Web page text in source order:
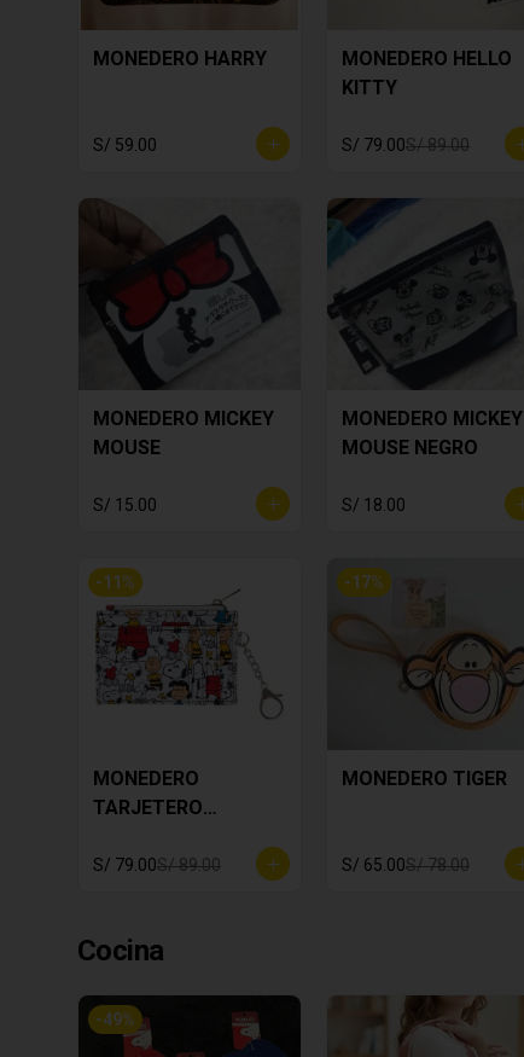
MONEDERO HARRY
S/ 59.00
MONEDERO HELLO
KITTY
S/ 79.00S/ 89.00
MONEDERO MICKEY
MOUSE
S/ 15.00
MONEDERO MICKEY
MOUSE NEGRO
S/ 18.00
-11 %
MONEDERO
TARJETERO
S/ 79.00S/ 89.00
-17%
MONEDERO TIGER
S/ 65.00S/ 78.00
Cocina
-49%